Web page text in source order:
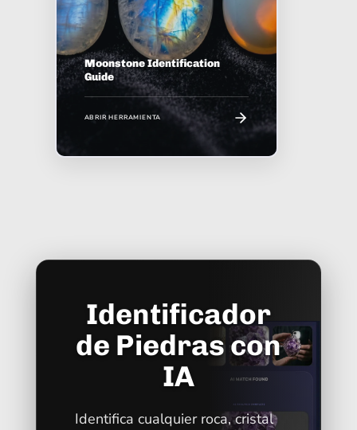
Moonstone Identification
Guide
ABRIR HERRAMIENTA
Identificador
de Piedras con
IA
Identifica cualquier roca, cristal